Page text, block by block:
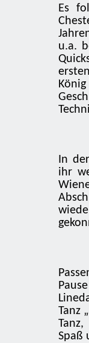
Es
u.a.
In
ihr
Tanz
Spaß